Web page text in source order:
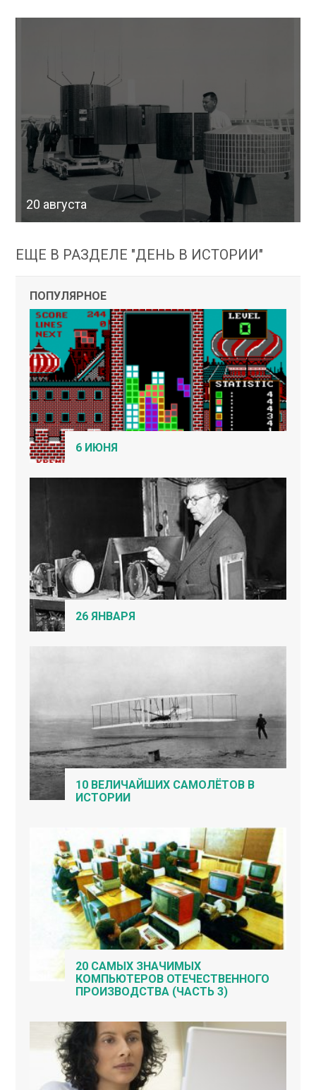
20 августа
ЕЩЕ В РАЗДЕЛЕ "ДЕНЬ В ИСТОРИИ"
ПОПУЛЯРНОЕ
6 ИЮНЯ
26 ЯНВАРЯ
10 ВЕЛИЧАЙШИХ САМОЛЁТОВ В
ИСТОРИИ
20 САМЫХ ЗНАЧИМЫХ
КОМПЬЮТЕРОВ ОТЕЧЕСТВЕННОГО
ПРОИЗВОДСТВА (ЧАСТЬ 3)